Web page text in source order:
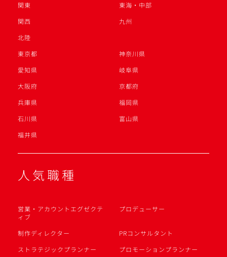
関東
東海・中部
関西
九州
北陸
東京都
神奈川県
愛知県
岐阜県
大阪府
京都府
兵庫県
福岡県
石川県
富山県
福井県
人気職種
営業・アカウントエグゼクテ
ィブ
プロデューサー
制作ディレクター
PRコンサルタント
ストラテジックプランナー
プロモーションプランナー